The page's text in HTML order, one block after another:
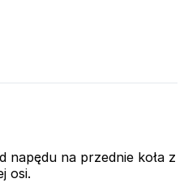
napędu na przednie koła z
osi.